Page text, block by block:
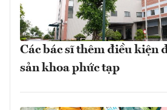
Các bác sĩ thêm điều kiện
sản khoa phức tạp